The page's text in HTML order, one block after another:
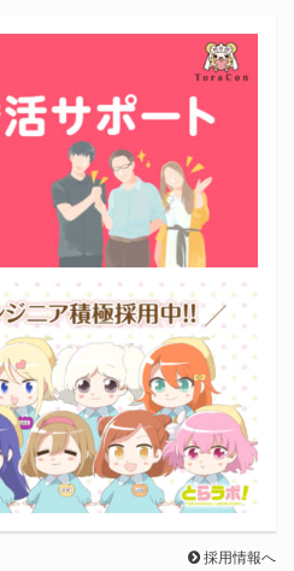
採用情報へ